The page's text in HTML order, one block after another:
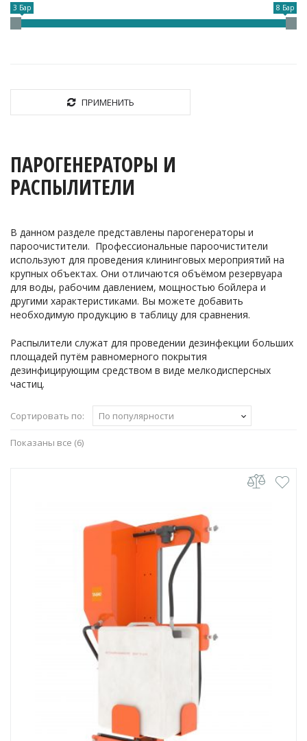
ПАРОГЕНЕРАТОРЫ И
РАСПЫЛИТЕЛИ
В данном разделе представлены парогенераторы и
пароочистители. Профессиональные пароочистители
используют для проведения клининговых мероприятий на
крупных объектах. Они отличаются объёмом резервуара
для воды, рабочим давлением, мощностью бойлера и
другими характеристиками. Вы можете добавить
необходимую продукцию в таблицу для сравнения.
Распылители служат для проведении дезинфекции больших
площадей путём равномерного покрытия
дезинфицирующим средством в виде мелкодисперсных
частиц.
Сортировать по: По популярности
Показаны все (6)Сортировка:
3 Бар 8 Бар
ПРИМЕНИТЬ